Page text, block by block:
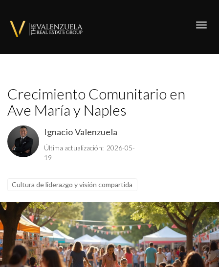
Crecimiento Comunitario en
Ave María y Naples
Ignacio Valenzuela
Última actualización: 2026-05-
19
Cultura de liderazgo y visión compartida